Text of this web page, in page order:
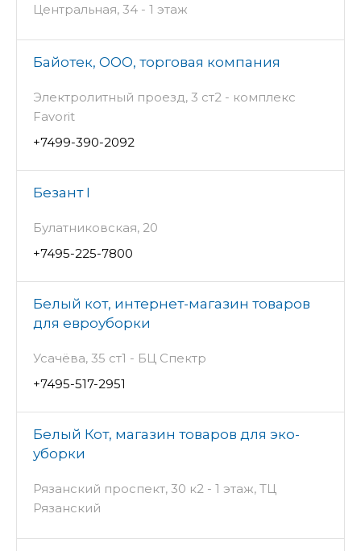
Центральная, 34 - 1 этаж
Байотек, ООО, торговая компания
Электролитный проезд, 3 ст2 - комплекс
Favorit
+7499-390-2092
Безант I
Булатниковская, 20
+7495-225-7800
Белый кот, интернет-магазин товаров
для евроуборки
Усачёва, 35 ст1 - БЦ Спектр
+7495-517-2951
Белый Кот, магазин товаров для эко-
уборки
Рязанский проспект, 30 к2 - 1 этаж, ТЦ
Рязанский